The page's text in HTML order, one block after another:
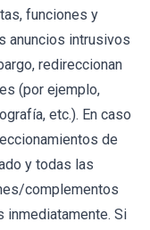
funciones y
anuncios intrusivos
redireccionan
(por ejemplo,
etc.). En caso
de
y todas las
complementos
inmediatamente. Si